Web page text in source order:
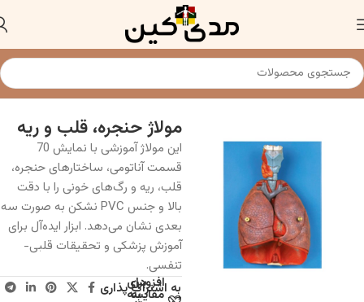
خانه مولاژ و مدل های آناتومی
مولاژ حنجره، قلب و ریه
این مولاژ آموزشی با نمایش 70
قسمت آناتومی، ساختارهای حنجره،
قلب، ریه و رگ‌های خونی را با دقت
بالا و جنس PVC نشکن به صورت سه
بعدی نشان می‌دهد. ابزار ایده‌آل برای
آموزش پزشکی و تحقیقات قلبی-
تنفسی.
برای
مقایسه
افزودن
به
به اشتراک پذاری